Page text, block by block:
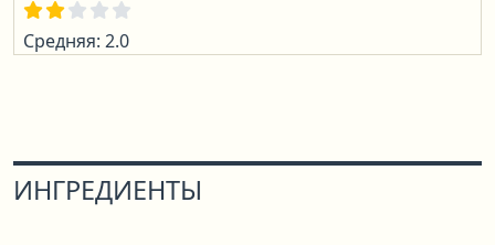
Средняя: 2.0
ИНГРЕДИЕНТЫ